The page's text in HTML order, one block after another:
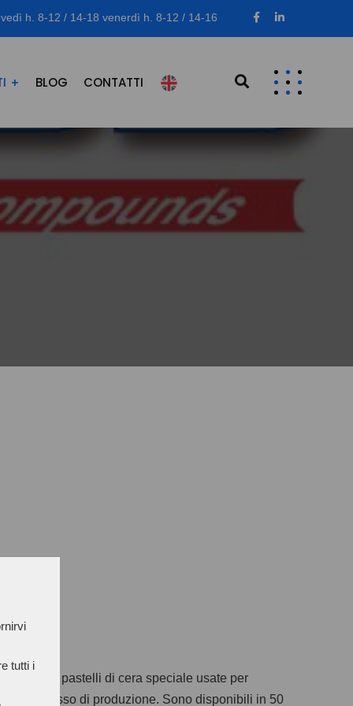
tutti i
h. 8-12 / 14-18 venerdì h. 8-12 / 14-16
BLOG CONTATTI
pelli. Sono pastelli di cera speciale usate per
il processo di produzione. Sono disponibili in 50